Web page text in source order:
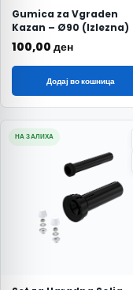
Gumica za Vgraden
Kazan – Ø90 (Izlezna)
100,00 ден
Додај во кошница
НА ЗАЛИХА